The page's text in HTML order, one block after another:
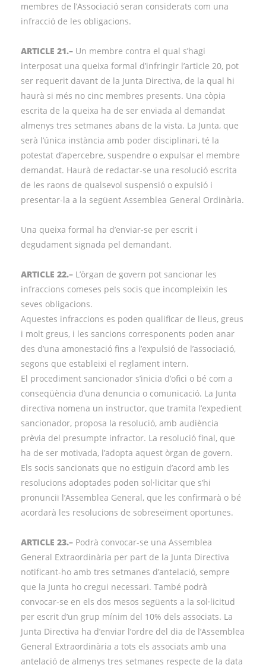
membres de l’Associació seran considerats com una
infracció de les obligacions.
ARTICLE 21.– Un membre contra el qual s’hagi
interposat una queixa formal d’infringir l’article 20, pot
ser requerit davant de la Junta Directiva, de la qual hi
haurà si més no cinc membres presents. Una còpia
escrita de la queixa ha de ser enviada al demandat
almenys tres setmanes abans de la vista. La Junta, que
serà l’única instància amb poder disciplinari, té la
potestat d’apercebre, suspendre o expulsar el membre
demandat. Haurà de redactar-se una resolució escrita
de les raons de qualsevol suspensió o expulsió i
presentar-la a la següent Assemblea General Ordinària.
Una queixa formal ha d’enviar-se per escrit i
degudament signada pel demandant.
ARTICLE 22.– L’òrgan de govern pot sancionar les
infraccions comeses pels socis que incompleixin les
seves obligacions.
Aquestes infraccions es poden qualificar de lleus, greus
i molt greus, i les sancions corresponents poden anar
des d’una amonestació fins a l’expulsió de l’associació,
segons que estableixi el reglament intern.
El procediment sancionador s’inicia d’ofici o bé com a
conseqüència d’una denuncia o comunicació. La Junta
directiva nomena un instructor, que tramita l’expedient
sancionador, proposa la resolució, amb audiència
prèvia del presumpte infractor. La resolució final, que
ha de ser motivada, l’adopta aquest òrgan de govern.
Els socis sancionats que no estiguin d’acord amb les
resolucions adoptades poden sol·licitar que s’hi
pronunciï l’Assemblea General, que les confirmarà o bé
acordarà les resolucions de sobreseïment oportunes.
ARTICLE 23.– Podrà convocar-se una Assemblea
General Extraordinària per part de la Junta Directiva
notificant-ho amb tres setmanes d’antelació, sempre
que la Junta ho cregui necessari. També podrà
convocar-se en els dos mesos següents a la sol·licitud
per escrit d’un grup mínim del 10% dels associats. La
Junta Directiva ha d’enviar l’ordre del dia de l’Assemblea
General Extraordinària a tots els associats amb una
antelació de almenys tres setmanes respecte de la data